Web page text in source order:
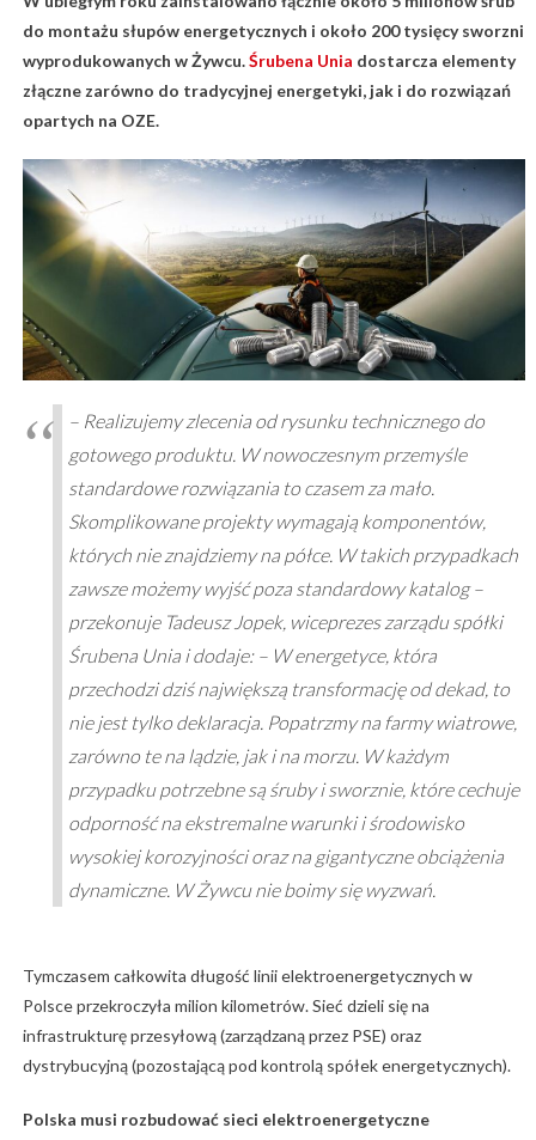
do montażu słupów energetycznych i około 200 tysięcy sworzni
wyprodukowanych w Żywcu.Śrubena Unia dostarcza elementy
złączne zarówno do tradycyjnej energetyki, jak i do rozwiązań
opartych na OZE.
– Realizujemy zlecenia od rysunku technicznego do
gotowego produktu. ​W nowoczesnym przemyśle
standardowe rozwiązania to czasem za mało.
Skomplikowane projekty wymagają komponentów,
których nie znajdziemy na półce. W takich przypadkach
zawsze możemy wyjść poza standardowy katalog –
przekonuje Tadeusz Jopek, wiceprezes zarządu spółki
Śrubena Unia i dodaje: – W energetyce, która
przechodzi dziś największą transformację od dekad, to
nie jest tylko deklaracja. Popatrzmy na farmy wiatrowe,
zarówno te na lądzie, jak i na morzu. W każdym
przypadku potrzebne są śruby i sworznie, które cechuje
odporność na ekstremalne warunki i środowisko
wysokiej korozyjności oraz na gigantyczne obciążenia
dynamiczne. W Żywcu nie boimy się wyzwań.
Tymczasem całkowita długość linii elektroenergetycznych w
Polsce przekroczyła milion kilometrów. Sieć dzieli się na
infrastrukturę przesyłową (zarządzaną przez PSE) oraz
dystrybucyjną (pozostającą pod kontrolą spółek energetycznych).
Polska musi rozbudować sieci elektroenergetyczne